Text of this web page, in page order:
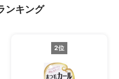
ンキング
2位